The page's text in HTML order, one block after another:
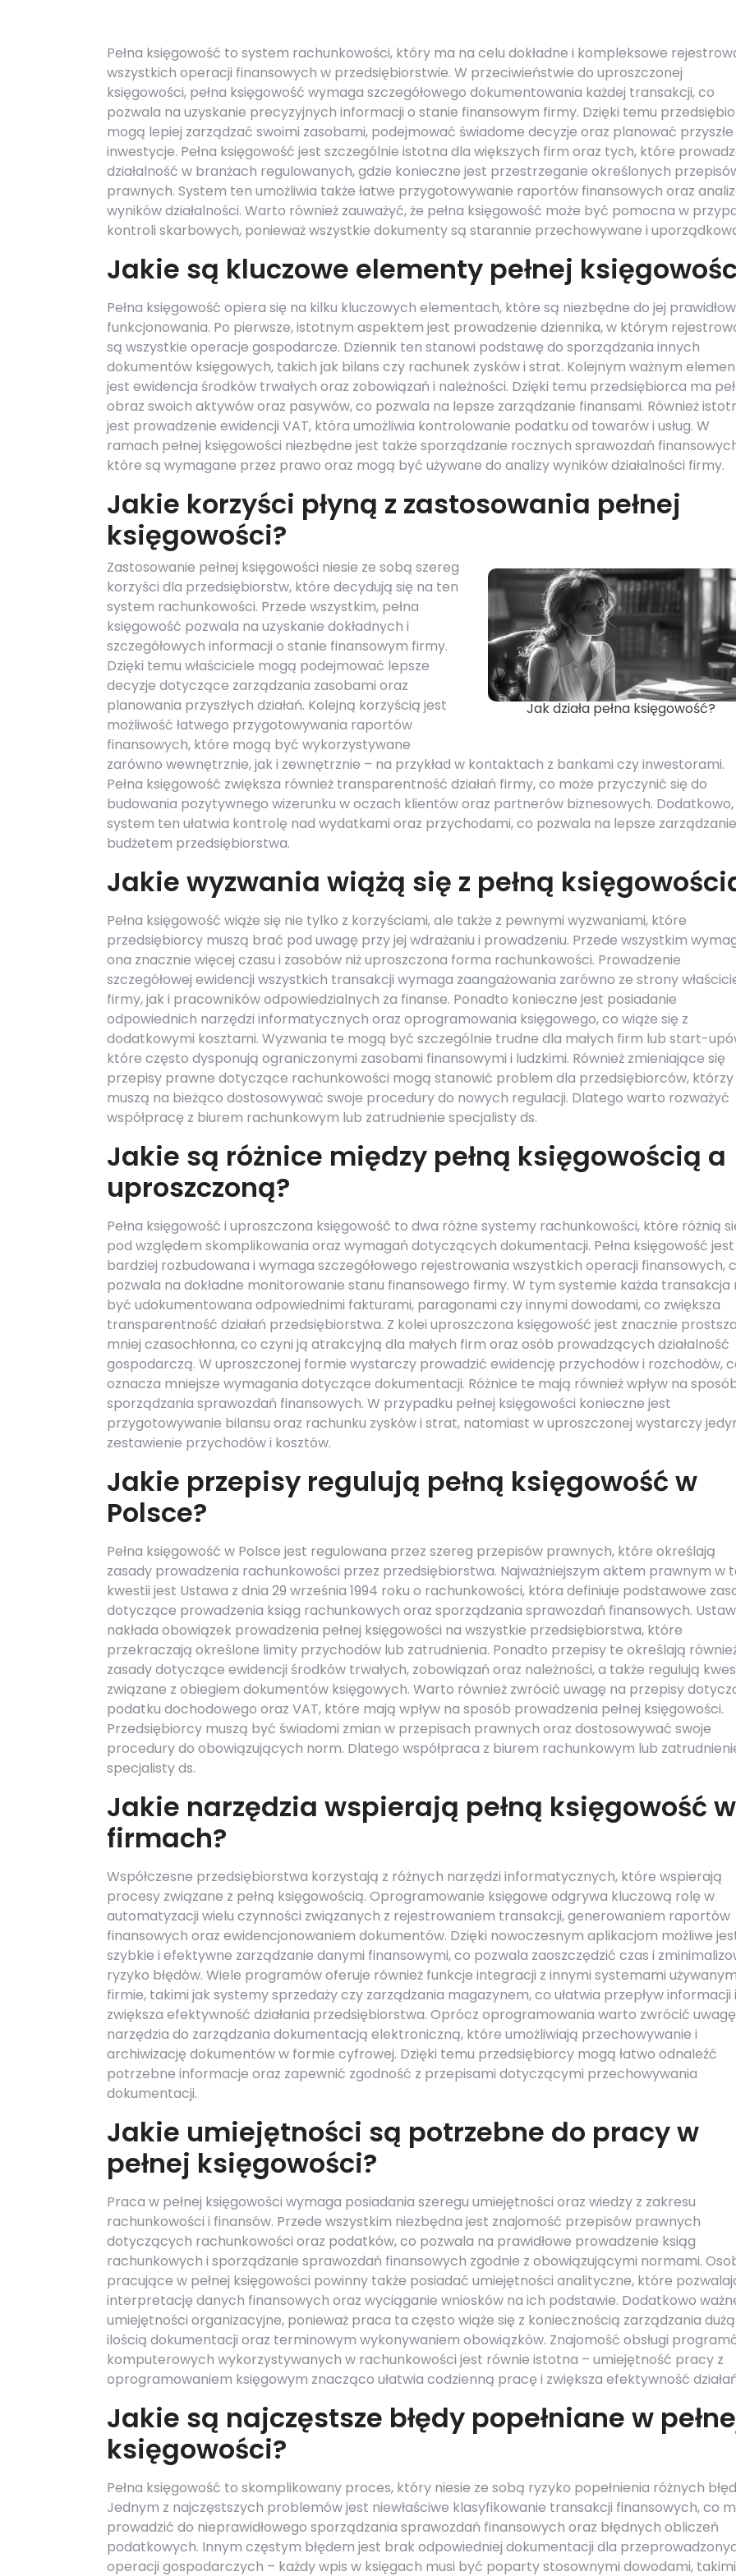
Pełna księgowość to system rachunkowości, który ma na celu dokładne i kompleksowe
wszystkich operacji finansowych w przedsiębiorstwie. W przeciwieństwie do uproszczonej
księgowości, pełna księgowość wymaga szczegółowego dokumentowania każdej transakcji, co
pozwala na uzyskanie precyzyjnych informacji o stanie finansowym firmy. Dzięki temu
mogą lepiej zarządzać swoimi zasobami, podejmować świadome decyzje oraz planować przyszłe
inwestycje. Pełna księgowość jest szczególnie istotna dla większych firm oraz tych, które
działalność w branżach regulowanych, gdzie konieczne jest przestrzeganie określonych
prawnych. System ten umożliwia także łatwe przygotowywanie raportów finansowych oraz
wyników działalności. Warto również zauważyć, że pełna księgowość może być pomocna w
kontroli skarbowych, ponieważ wszystkie dokumenty są starannie przechowywane i
Jakie są kluczowe elementy pełnej
Pełna księgowość opiera się na kilku kluczowych elementach, które są niezbędne do jej
funkcjonowania. Po pierwsze, istotnym aspektem jest prowadzenie dziennika, w którym
są wszystkie operacje gospodarcze. Dziennik ten stanowi podstawę do sporządzania innych
dokumentów księgowych, takich jak bilans czy rachunek zysków i strat. Kolejnym ważnym
jest ewidencja środków trwałych oraz zobowiązań i należności. Dzięki temu przedsiębiorca ma
obraz swoich aktywów oraz pasywów, co pozwala na lepsze zarządzanie finansami. Również
jest prowadzenie ewidencji VAT, która umożliwia kontrolowanie podatku od towarów i usług. W
ramach pełnej księgowości niezbędne jest także sporządzanie rocznych sprawozdań
które są wymagane przez prawo oraz mogą być używane do analizy wyników działalności firmy.
Jakie korzyści płyną z zastosowania pełnej
księgowości?
Jak działa pełna księgowość?
Zastosowanie pełnej księgowości niesie ze sobą szereg
korzyści dla przedsiębiorstw, które decydują się na ten
system rachunkowości. Przede wszystkim, pełna
księgowość pozwala na uzyskanie dokładnych i
szczegółowych informacji o stanie finansowym firmy.
Dzięki temu właściciele mogą podejmować lepsze
decyzje dotyczące zarządzania zasobami oraz
planowania przyszłych działań. Kolejną korzyścią jest
możliwość łatwego przygotowywania raportów
finansowych, które mogą być wykorzystywane
zarówno wewnętrznie, jak i zewnętrznie – na przykład w kontaktach z bankami czy inwestorami.
Pełna księgowość zwiększa również transparentność działań firmy, co może przyczynić się do
budowania pozytywnego wizerunku w oczach klientów oraz partnerów biznesowych. Dodatkowo,
system ten ułatwia kontrolę nad wydatkami oraz przychodami, co pozwala na lepsze zarządzanie
budżetem przedsiębiorstwa.
Jakie wyzwania wiążą się z pełną
Pełna księgowość wiąże się nie tylko z korzyściami, ale także z pewnymi wyzwaniami, które
przedsiębiorcy muszą brać pod uwagę przy jej wdrażaniu i prowadzeniu. Przede wszystkim
ona znacznie więcej czasu i zasobów niż uproszczona forma rachunkowości. Prowadzenie
szczegółowej ewidencji wszystkich transakcji wymaga zaangażowania zarówno ze strony
firmy, jak i pracowników odpowiedzialnych za finanse. Ponadto konieczne jest posiadanie
odpowiednich narzędzi informatycznych oraz oprogramowania księgowego, co wiąże się z
dodatkowymi kosztami. Wyzwania te mogą być szczególnie trudne dla małych firm lub start-
które często dysponują ograniczonymi zasobami finansowymi i ludzkimi. Również zmieniające się
przepisy prawne dotyczące rachunkowości mogą stanowić problem dla przedsiębiorców, którzy
muszą na bieżąco dostosowywać swoje procedury do nowych regulacji. Dlatego warto rozważyć
współpracę z biurem rachunkowym lub zatrudnienie specjalisty ds.
Jakie są różnice między pełną księgowością a
uproszczoną?
Pełna księgowość i uproszczona księgowość to dwa różne systemy rachunkowości, które różnią
pod względem skomplikowania oraz wymagań dotyczących dokumentacji. Pełna księgowość jest
bardziej rozbudowana i wymaga szczegółowego rejestrowania wszystkich operacji finansowych,
pozwala na dokładne monitorowanie stanu finansowego firmy. W tym systemie każda transakcja
być udokumentowana odpowiednimi fakturami, paragonami czy innymi dowodami, co zwiększa
transparentność działań przedsiębiorstwa. Z kolei uproszczona księgowość jest znacznie
mniej czasochłonna, co czyni ją atrakcyjną dla małych firm oraz osób prowadzących działalność
gospodarczą. W uproszczonej formie wystarczy prowadzić ewidencję przychodów i rozchodów,
oznacza mniejsze wymagania dotyczące dokumentacji. Różnice te mają również wpływ na
sporządzania sprawozdań finansowych. W przypadku pełnej księgowości konieczne jest
przygotowywanie bilansu oraz rachunku zysków i strat, natomiast w uproszczonej wystarczy
zestawienie przychodów i kosztów.
Jakie przepisy regulują pełną księgowość w
Polsce?
Pełna księgowość w Polsce jest regulowana przez szereg przepisów prawnych, które określają
zasady prowadzenia rachunkowości przez przedsiębiorstwa. Najważniejszym aktem prawnym w
kwestii jest Ustawa z dnia 29 września 1994 roku o rachunkowości, która definiuje podstawowe
dotyczące prowadzenia ksiąg rachunkowych oraz sporządzania sprawozdań finansowych.
nakłada obowiązek prowadzenia pełnej księgowości na wszystkie przedsiębiorstwa, które
przekraczają określone limity przychodów lub zatrudnienia. Ponadto przepisy te określają
zasady dotyczące ewidencji środków trwałych, zobowiązań oraz należności, a także regulują
związane z obiegiem dokumentów księgowych. Warto również zwrócić uwagę na przepisy
podatku dochodowego oraz VAT, które mają wpływ na sposób prowadzenia pełnej księgowości.
Przedsiębiorcy muszą być świadomi zmian w przepisach prawnych oraz dostosowywać swoje
procedury do obowiązujących norm. Dlatego współpraca z biurem rachunkowym lub
specjalisty ds.
Jakie narzędzia wspierają pełną księgowość w
firmach?
Współczesne przedsiębiorstwa korzystają z różnych narzędzi informatycznych, które wspierają
procesy związane z pełną księgowością. Oprogramowanie księgowe odgrywa kluczową rolę w
automatyzacji wielu czynności związanych z rejestrowaniem transakcji, generowaniem raportów
finansowych oraz ewidencjonowaniem dokumentów. Dzięki nowoczesnym aplikacjom możliwe
szybkie i efektywne zarządzanie danymi finansowymi, co pozwala zaoszczędzić czas i
ryzyko błędów. Wiele programów oferuje również funkcje integracji z innymi systemami
firmie, takimi jak systemy sprzedaży czy zarządzania magazynem, co ułatwia przepływ informacji i
zwiększa efektywność działania przedsiębiorstwa. Oprócz oprogramowania warto zwrócić
narzędzia do zarządzania dokumentacją elektroniczną, które umożliwiają przechowywanie i
archiwizację dokumentów w formie cyfrowej. Dzięki temu przedsiębiorcy mogą łatwo odnaleźć
potrzebne informacje oraz zapewnić zgodność z przepisami dotyczącymi przechowywania
dokumentacji.
Jakie umiejętności są potrzebne do pracy w
pełnej księgowości?
Praca w pełnej księgowości wymaga posiadania szeregu umiejętności oraz wiedzy z zakresu
rachunkowości i finansów. Przede wszystkim niezbędna jest znajomość przepisów prawnych
dotyczących rachunkowości oraz podatków, co pozwala na prawidłowe prowadzenie ksiąg
rachunkowych i sporządzanie sprawozdań finansowych zgodnie z obowiązującymi normami.
pracujące w pełnej księgowości powinny także posiadać umiejętności analityczne, które
interpretację danych finansowych oraz wyciąganie wniosków na ich podstawie. Dodatkowo
umiejętności organizacyjne, ponieważ praca ta często wiąże się z koniecznością zarządzania dużą
ilością dokumentacji oraz terminowym wykonywaniem obowiązków. Znajomość obsługi
komputerowych wykorzystywanych w rachunkowości jest równie istotna – umiejętność pracy z
oprogramowaniem księgowym znacząco ułatwia codzienną pracę i zwiększa efektywność
Jakie są najczęstsze błędy popełniane w
księgowości?
Pełna księgowość to skomplikowany proces, który niesie ze sobą ryzyko popełnienia różnych
Jednym z najczęstszych problemów jest niewłaściwe klasyfikowanie transakcji finansowych, co
prowadzić do nieprawidłowego sporządzania sprawozdań finansowych oraz błędnych obliczeń
podatkowych. Innym częstym błędem jest brak odpowiedniej dokumentacji dla
operacji gospodarczych – każdy wpis w księgach musi być poparty stosownymi dowodami,